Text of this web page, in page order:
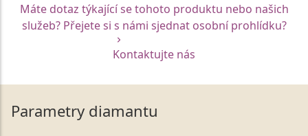
Máte dotaz týkající se tohoto produktu nebo našich
služeb? Přejete si s námi sjednat osobní prohlídku?
Kontaktujte nás
Parametry diamantu